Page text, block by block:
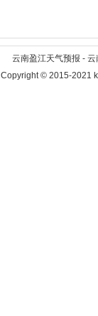
云南盈江天气预报 -
Copyright © 2015-2021